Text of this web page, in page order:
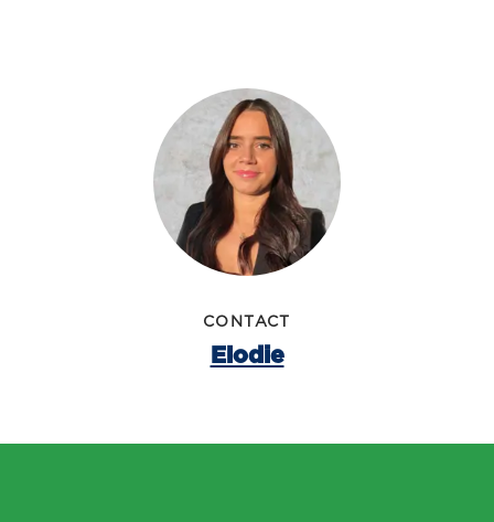
CONTACT
Elodie